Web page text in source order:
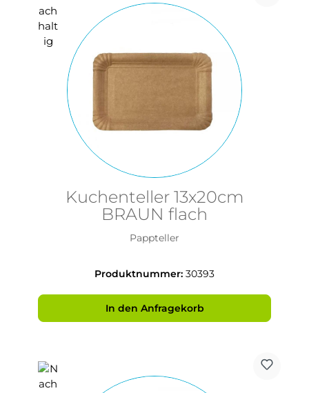
Kuchenteller 13x20cm
BRAUN flach
Pappteller
Produktnummer: 30393
In den Anfragekorb